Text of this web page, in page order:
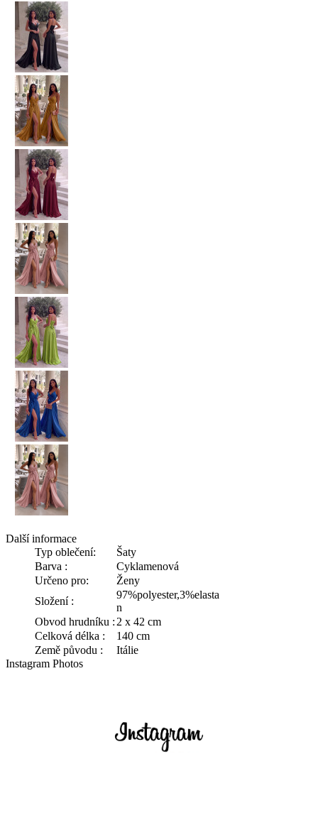
Další informace
Typ oblečení:
Šaty
Barva :
Cyklamenová
Určeno pro:
Ženy
Složení :
97%polyester,3%elasta
n
Obvod hrudníku : 2 x 42 cm
Celková délka :
140 cm
Země původu :
Itálie
Instagram Photos